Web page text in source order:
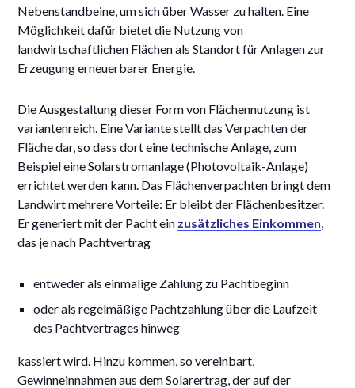
Nebenstandbeine, um sich über Wasser zu halten. Eine
Möglichkeit dafür bietet die Nutzung von
landwirtschaftlichen Flächen als Standort für Anlagen zur
Erzeugung erneuerbarer Energie.
Die Ausgestaltung dieser Form von Flächennutzung ist
variantenreich. Eine Variante stellt das Verpachten der
Fläche dar, so dass dort eine technische Anlage, zum
Beispiel eine Solarstromanlage (Photovoltaik-Anlage)
errichtet werden kann. Das Flächenverpachten bringt dem
Landwirt mehrere Vorteile: Er bleibt der Flächenbesitzer.
Er generiert mit der Pacht ein zusätzliches Einkommen,
das je nach Pachtvertrag
entweder als einmalige Zahlung zu Pachtbeginn
oder als regelmäßige Pachtzahlung über die Laufzeit
des Pachtvertrages hinweg
kassiert wird. Hinzu kommen, so vereinbart,
Gewinneinnahmen aus dem Solarertrag, der auf der